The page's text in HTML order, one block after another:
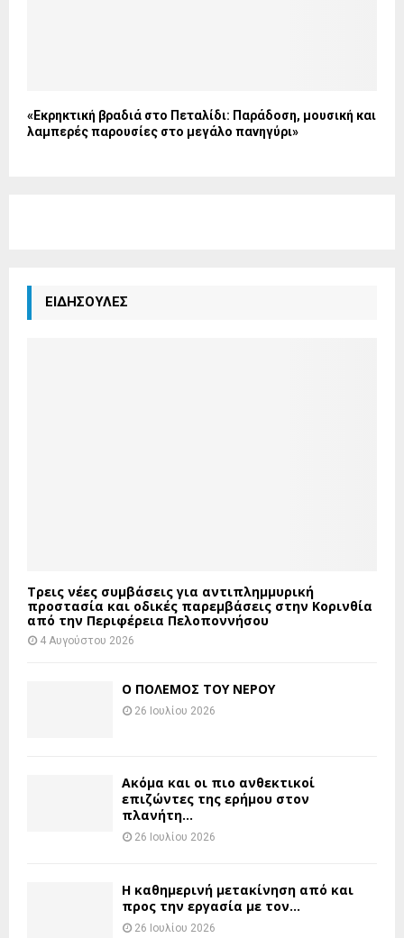
«Εκρηκτική βραδιά στο Πεταλίδι: Παράδοση, μουσική και
λαμπερές παρουσίες στο μεγάλο πανηγύρι»
ΕΙΔΗΣΟΥΛΕΣ
Τρεις νέες συμβάσεις για αντιπλημμυρική
προστασία και οδικές παρεμβάσεις στην Κορινθία
από την Περιφέρεια Πελοποννήσου
4 Αυγούστου 2026
Ο ΠΟΛΕΜΟΣ ΤΟΥ ΝΕΡΟΥ
26 Ιουλίου 2026
Ακόμα και οι πιο ανθεκτικοί
επιζώντες της ερήμου στον
πλανήτη...
26 Ιουλίου 2026
H καθημερινή μετακίνηση από και
προς την εργασία με τον...
26 Ιουλίου 2026